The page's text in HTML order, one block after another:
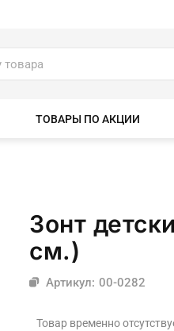
ТОВАРЫ ПО АКЦИИ
Зонт
см.)
Артикул: 00-0282
Товар временно